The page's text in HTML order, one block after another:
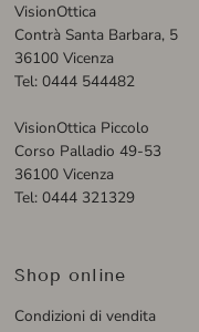
VisionOttica
Contrà Santa Barbara, 5
36100 Vicenza
Tel: 0444 544482
VisionOttica Piccolo
Corso Palladio 49-53
36100 Vicenza
Tel: 0444 321329
Shop online
Condizioni di vendita